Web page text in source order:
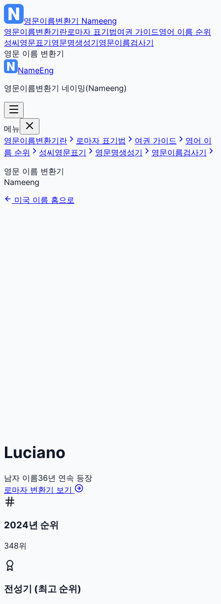
영문이름변환기 Nameeng
영문이름변환기란로마자 표기법여권 가이드영어 이름 순위
성씨영문표기영문명생성기영문이름검사기
영문 이름 변환기
NameEng
영문이름변환기 네이밍(Nameeng)
메뉴
영문이름변환기란
로마자 표기법 여권 가이드
영어 이
름 순위
성씨영문표기 영문명생성기
영문이름검사기
영문 이름 변환기
Nameeng
미국 이름 홈으로
Luciano
남자 이름36년 연속 등장
로마자 변환기 보기
2024년 순위
348위
전성기 (최고 순위)